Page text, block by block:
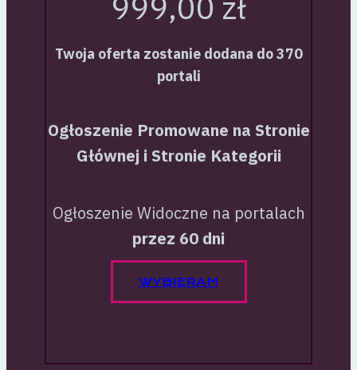
Twoja oferta zostanie dodana do 370
portali
Ogłoszenie Promowane na Stronie
Głównej i Stronie Kategorii
Ogłoszenie Widoczne na portalach
przez 60 dni
WYBIERAM